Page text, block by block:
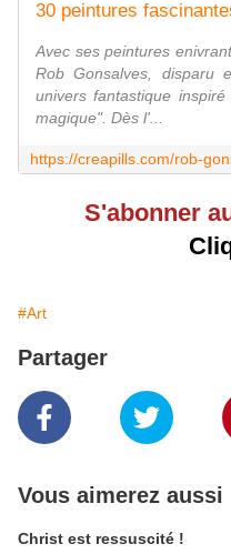
Avec ses peintures
Rob Gonsalves, disparu
univers fantastique
magique". Dès l'...
S'abonner
#Art
Partager
Vous aimerez aussi
Christ est ressuscité !